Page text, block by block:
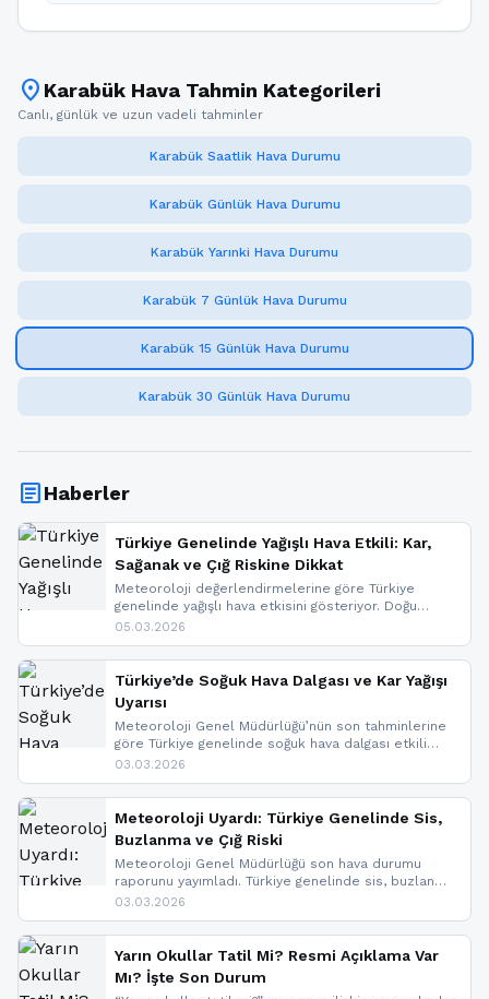
location_on Karabük Hava Tahmin Kategorileri
Canlı, günlük ve uzun vadeli tahminler
Karabük Saatlik Hava Durumu
Karabük Günlük Hava Durumu
Karabük Yarınki Hava Durumu
Karabük 7 Günlük Hava Durumu
Karabük 15 Günlük Hava Durumu
Karabük 30 Günlük Hava Durumu
articleHaberler
Türkiye Genelinde Yağışlı Hava Etkili: Kar,
Sağanak ve Çığ Riskine Dikkat
Meteoroloji değerlendirmelerine göre Türkiye
genelinde yağışlı hava etkisini gösteriyor. Doğu
bölgelerinde kar yağışı beklenirken Marmara ve
ise çığ tehlikesi bulunuyor. İç kesimlerde sis ve pus
nedeniyle görüş mesafesinde azalma
yaşanabileceği belirtiliyor.
05.03.2026
Türkiye’de Soğuk Hava Dalgası ve Kar Yağışı
Uyarısı
Meteoroloji Genel Müdürlüğü’nün son tahminlerine
göre Türkiye genelinde soğuk hava dalgası etkili
oluyor. Birçok il için kar yağışı ve buzlanma uyarısı
03.03.2026
Meteoroloji Uyardı: Türkiye Genelinde Sis,
Buzlanma ve Çığ Riski
Meteoroloji Genel Müdürlüğü son hava durumu
raporunu yayımladı. Türkiye genelinde sis, buzlanma
ve don beklenirken Doğu Anadolu ve Doğu
yapıldı. İşte son dakika meteoroloji gelişmeleri.
03.03.2026
Yarın Okullar Tatil Mi? Resmi Açıklama Var
Mı? İşte Son Durum